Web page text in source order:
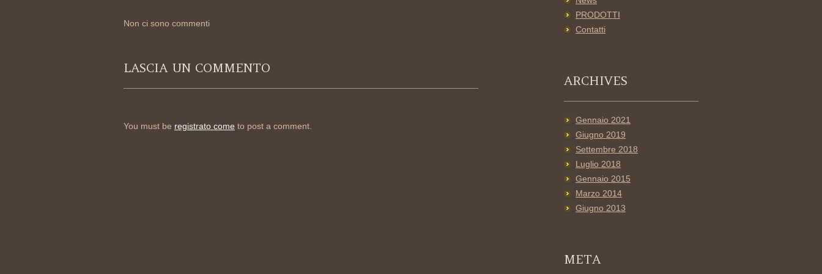
Non ci sono commenti
LASCIA UN COMMENTO
You must be registrato come to post a comment.
PRODOTTI
Contatti
ARCHIVES
Gennaio 2021
Giugno 2019
Settembre 2018
Luglio 2018
Gennaio 2015
Marzo 2014
Giugno 2013
META